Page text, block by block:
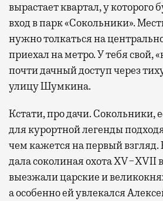
вырастает квартал, у которого
вход в парк «Сокольники».
нужно толкаться на
приехал на метро. У тебя свой,
почти дачный доступ через
улицу Шумкина.
Кстати, про дачи. Сокольники,
для курортной легенды
чем кажется на первый взгляд.
дала соколиная охота XV−XVII
выезжали царские и
а особенно ей увлекался